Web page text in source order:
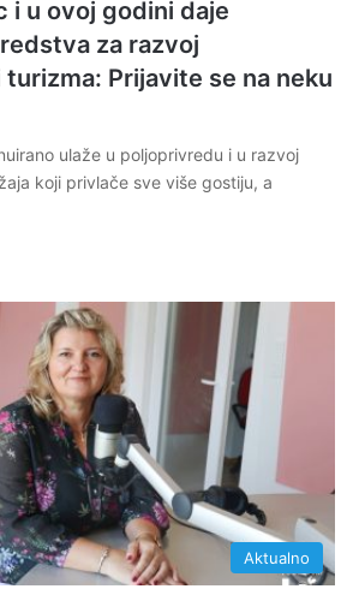
i u ovoj godini daje
za razvoj
Prijavite se na neku
ulaže u poljoprivredu i u razvoj
koji privlače sve više gostiju, a
Aktualno